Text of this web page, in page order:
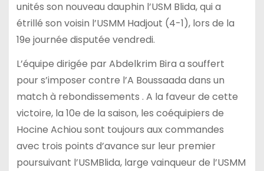
unités son nouveau dauphin l’USM Blida, qui a
étrillé son voisin l’USMM Hadjout (4-1), lors de la
19e journée disputée vendredi.
L’équipe dirigée par Abdelkrim Bira a souffert
pour s’imposer contre l’A Boussaada dans un
match à rebondissements . A la faveur de cette
victoire, la 10e de la saison, les coéquipiers de
Hocine Achiou sont toujours aux commandes
avec trois points d’avance sur leur premier
poursuivant l’USMBlida, large vainqueur de l’USMM